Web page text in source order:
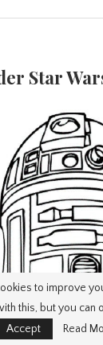
Star
to improve
this, but you
Accept
Read